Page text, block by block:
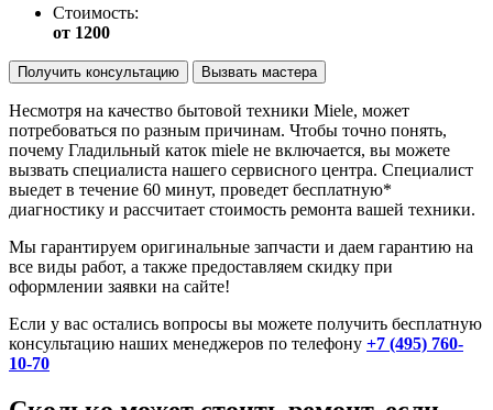
Стоимость:
от 1200
Получить консультацию Вызвать мастера
Несмотря на качество бытовой техники Miele, может
потребоваться по разным причинам. Чтобы точно понять,
почему Гладильный каток miele не включается, вы можете
вызвать специалиста нашего сервисного центра. Специалист
выедет в течение 60 минут, проведет бесплатную*
диагностику и рассчитает стоимость ремонта вашей техники.
Мы гарантируем оригинальные запчасти и даем гарантию на
все виды работ, а также предоставляем скидку при
оформлении заявки на сайте!
Если у вас остались вопросы вы можете получить бесплатную
консультацию наших менеджеров по телефону +7 (495) 760-
10-70